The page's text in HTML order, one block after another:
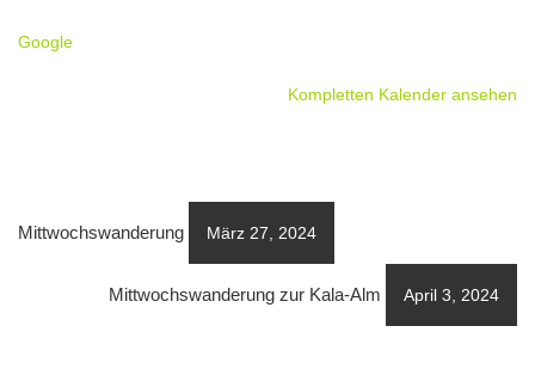
Google
Kompletten Kalender ansehen
Mittwochswanderung März 27, 2024
Mittwochswanderung zur Kala-Alm April 3, 2024